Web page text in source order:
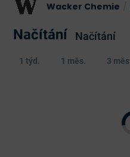
Wacker Chemie
Načítání Načítání
1 týd. 1 měs. 3